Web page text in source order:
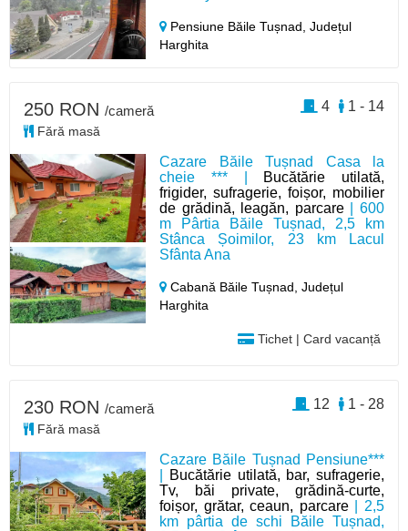
Pensiune Băile Tușnad,Județul
Harghita
Cazare Băile Tușnad Casa la
cheie *** |
Bucătărie utilată,
frigider, sufragerie, foișor, mobilier
de grădină, leagăn, parcare| 600
m Pârtia Băile Tușnad, 2,5 km
Stânca Șoimilor, 23 km Lacul
Sfânta Ana
Cabană Băile Tușnad,Județul
Harghita
Tichet | Card vacanță
250 RON /cameră
Fără masă
1 - 14
4
Cazare Băile Tușnad Pensiune***
Bucătărie utilată, bar, sufragerie,
Tv, băi private, grădină-curte,
foișor, grătar, ceaun, parcare| 2,5
km pârtia de schi Băile Tușnad,
230 RON /cameră
Fără masă
1 - 28
12